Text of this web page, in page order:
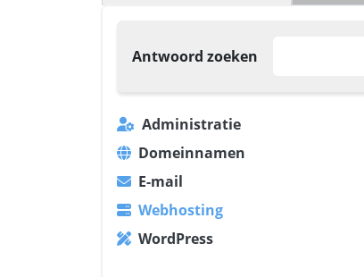
Antwoord zoeken
Administratie
Domeinnamen
E-mail
Webhosting
WordPress